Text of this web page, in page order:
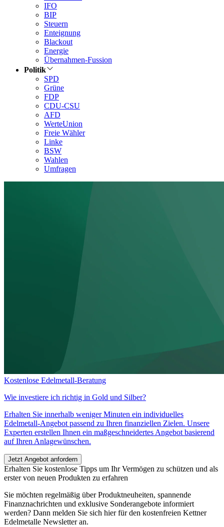
IFO
BIP
Steuern
Enteignung
Blackout
Energie
Übernahmen-Fussion
Politik
SPD
Grüne
FDP
CDU-CSU
AFD
WerteUnion
Freie Wähler
Linke
BSW
Wahlen
Umfragen
Kostenlose Edelmetall-Beratung
Wie investiere ich richtig in Gold und Silber?
Erhalten Sie innerhalb weniger Minuten ein individuelles
Edelmetall-Angebot passend zu Ihren finanziellen Zielen. Unsere
Experten erstellen Ihnen ein maßgeschneidertes Angebot basierend
auf Ihren Anlagewünschen.
Jetzt Angebot anfordern
Erhalten Sie kostenlose Tipps um Ihr Vermögen zu schützen und als
erster von neuen Produkten zu erfahren
Sie möchten regelmäßig über Produktneuheiten, spannende
Finanznachrichten und exklusive Sonderangebote informiert
werden? Dann melden Sie sich hier für den kostenfreien Kettner
Edelmetalle Newsletter an.